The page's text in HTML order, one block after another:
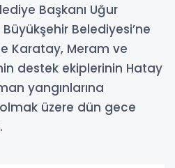
Başkanı Uğur
Belediyesi’ne
Karatay, Meram ve
destek ekiplerinin Hatay
yangınlarına
üzere dün gece